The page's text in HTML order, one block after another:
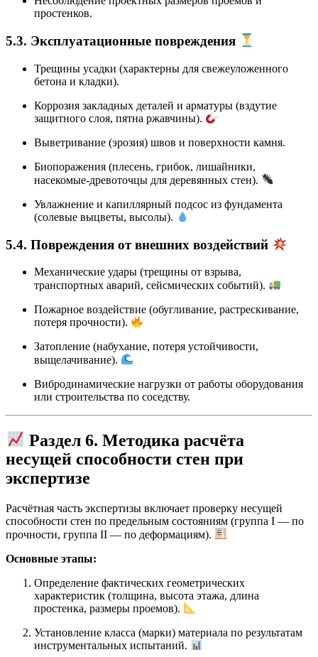
простенков.
5.3. Эксплуатационные повреждения
Трещины усадки (характерны для свежеуложенного
бетона и кладки).
Коррозия закладных деталей и арматуры (вздутие
защитного слоя, пятна ржавчины).
Выветривание (эрозия) швов и поверхности камня.
Биопоражения (плесень, грибок, лишайники,
насекомые-древоточцы для деревянных стен).
Увлажнение и капиллярный подсос из фундамента
(солевые выцветы, высолы).
5.4. Повреждения от внешних воздействий
Механические удары (трещины от взрыва,
транспортных аварий, сейсмических событий).
Пожарное воздействие (обугливание, растрескивание,
потеря прочности).
Затопление (набухание, потеря устойчивости,
выщелачивание).
Вибродинамические нагрузки от работы оборудования
или строительства по соседству.
Раздел 6. Методика расчёта
несущей способности стен при
экспертизе
Расчётная часть экспертизы включает проверку несущей
способности стен по предельным состояниям (группа I — по
прочности, группа II — по деформациям).
Основные этапы:
Определение фактических геометрических
характеристик (толщина, высота этажа, длина
простенка, размеры проемов).
Установление класса (марки) материала по результатам
инструментальных испытаний.